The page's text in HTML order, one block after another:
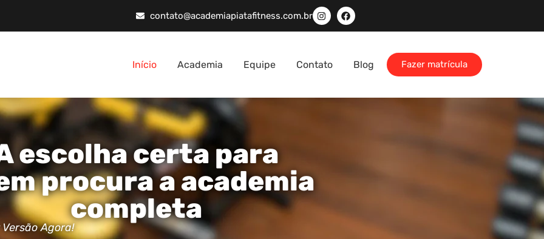
contato@academiapiatafitness.com.br
Início Academia Equipe Contato Blog Fazer matrícula
escolha certa para
procura a academia
completa
Agora!